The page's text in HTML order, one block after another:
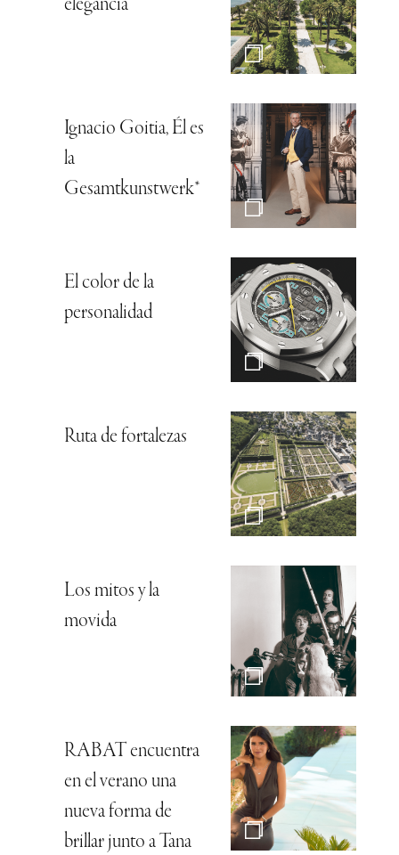
elegancia
Ignacio Goitia, Él es
la
Gesamtkunstwerk*
El color de la
personalidad
Ruta de fortalezas
Los mitos y la
movida
RABAT encuentra
en el verano una
nueva forma de
brillar junto a Tana